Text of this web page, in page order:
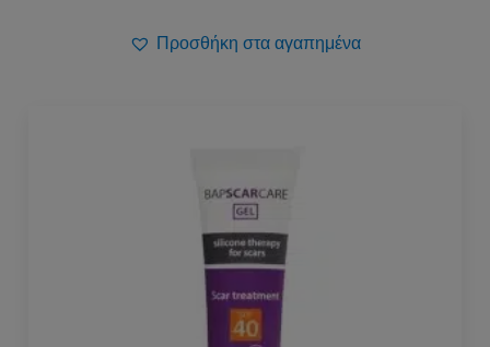
Προσθήκη στα αγαπημένα